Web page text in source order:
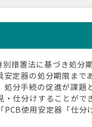
措置法に基づき処分
定器の処分期限まで
分手続の促進が課題
仕分けすることがで
使用安定器「仕分